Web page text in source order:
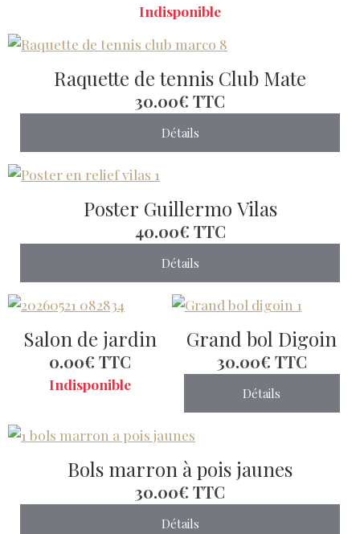
Indisponible
Raquette de tennis Club Mate
30.00€ TTC
Détails
Poster Guillermo Vilas
40.00€ TTC
Détails
Salon de jardin
0.00€ TTC
Indisponible
Grand bol Digoin
30.00€ TTC
Détails
Bols marron à pois jaunes
30.00€ TTC
Détails